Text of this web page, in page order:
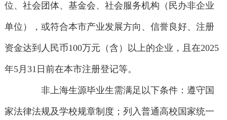
位、社会团体、基金会、社会服务机构（民办非企业
单位），或符合本市产业发展方向、信誉良好、注册
资金达到人民币100万元（含）以上的企业，且在2025
年5月31日前在本市注册登记等。
非上海生源毕业生需满足以下条件：遵守国
家法律法规及学校规章制度；列入普通高校国家统一